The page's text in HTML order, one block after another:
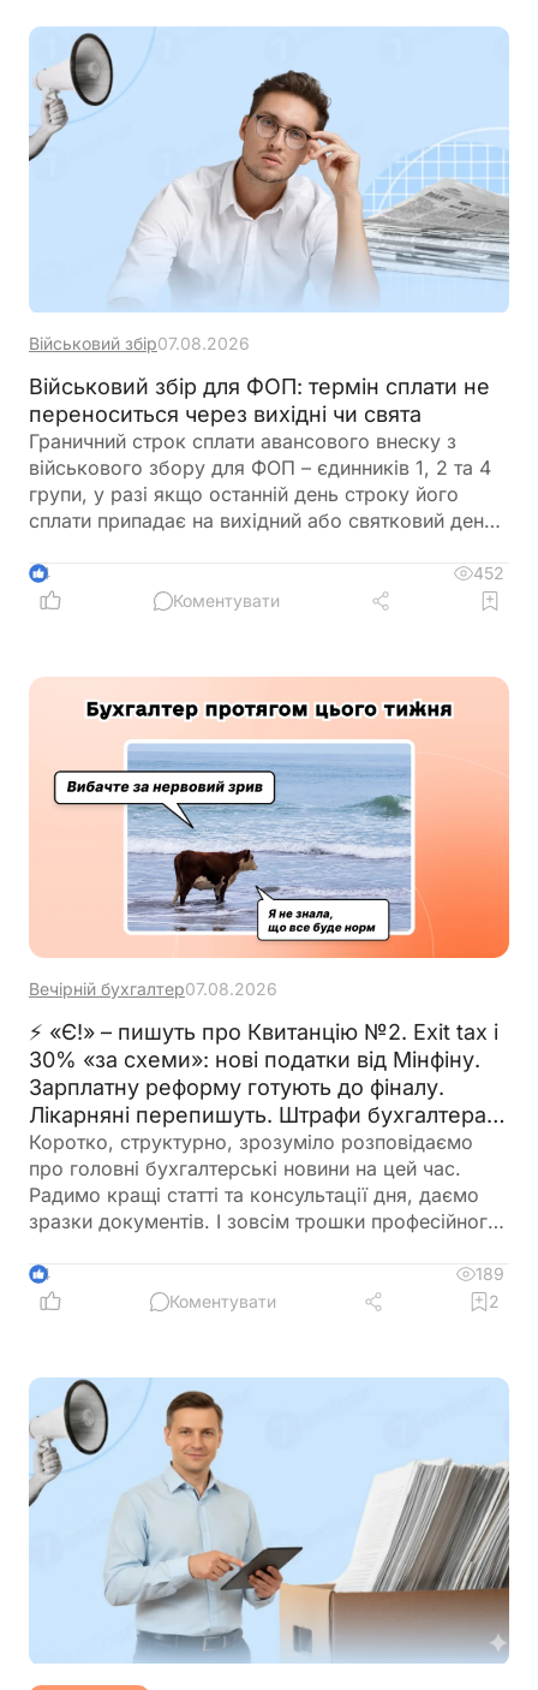
Військовий збір07.08.2026
Військовий збір для ФОП: термін сплати не
переноситься через вихідні чи свята
Граничний строк сплати авансового внеску з
військового збору для ФОП – єдинників 1, 2 та 4
групи, у разі якщо останній день строку його
сплати припадає на вихідний або святковий день,
за вихідним або святковим днем
4
452
Коментувати
Вечірній бухгалтер07.08.2026
⚡ «Є!» – пишуть про Квитанцію №2. Exit tax і
30% «за схеми»: нові податки від Мінфіну.
Зарплатну реформу готують до фіналу.
Лікарняні перепишуть. Штрафи бухгалтерам
– теж. 🙋‍♀️ Вечірній бухгалтер від 07.08.2026
Коротко, структурно, зрозуміло розповідаємо
про головні бухгалтерські новини на цей час.
Радимо кращі статті та консультації дня, даємо
зразки документів. І зовсім трошки професійного
4
189
Коментувати
2